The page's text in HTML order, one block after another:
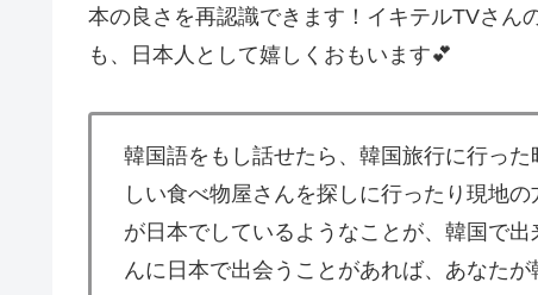
本の良さを再認識できます！イキテルTVさん
も、日本人として嬉しくおもいます💕
韓国語をもし話せたら、韓国旅行に行っ
しい食べ物屋さんを探しに行ったり現地
が日本でしているようなことが、韓国で
んに日本で出会うことがあれば、あなた